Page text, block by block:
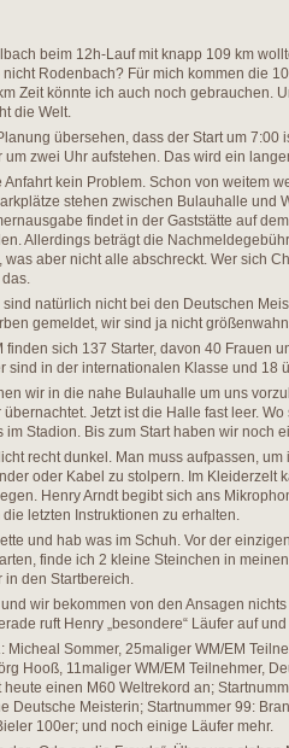
beim 12h-Lauf mit knapp 109 km
Rodenbach? Für mich kommen die
Zeit könnte ich auch noch gebrauchen.
die Welt.
übersehen, dass der Start um 7:00
zwei Uhr aufstehen. Das wird ein
Anfahrt kein Problem. Schon von weitem
stehen zwischen Bulauhalle und
findet in der Gaststätte auf
Allerdings beträgt die
was aber nicht alle abschreckt. Wer sich
natürlich nicht bei den Deutschen
gemeldet, wir sind ja nicht
finden sich 137 Starter, davon 40 Frauen
sind in der internationalen Klasse und 18
wir in die nahe Bulauhalle um uns
Jetzt ist die Halle fast leer.
im Stadion. Bis zum Start haben wir noch
recht dunkel. Man muss aufpassen,
oder Kabel zu stolpern. Im Kleiderzelt
Henry Arndt begibt sich ans
letzten Instruktionen zu erhalten.
und hab was im Schuh. Vor der
finde ich 2 kleine Steinchen in
in den Startbereich.
wir bekommen von den Ansagen
ruft Henry „besondere“ Läufer auf
Micheal Sommer, 25maliger WM/EM
Hooß, 11maliger WM/EM Teilnehmer,
heute einen M60 Weltrekord an;
Deutsche Meisterin; Startnummer 99:
100er; und noch einige Läufer mehr.